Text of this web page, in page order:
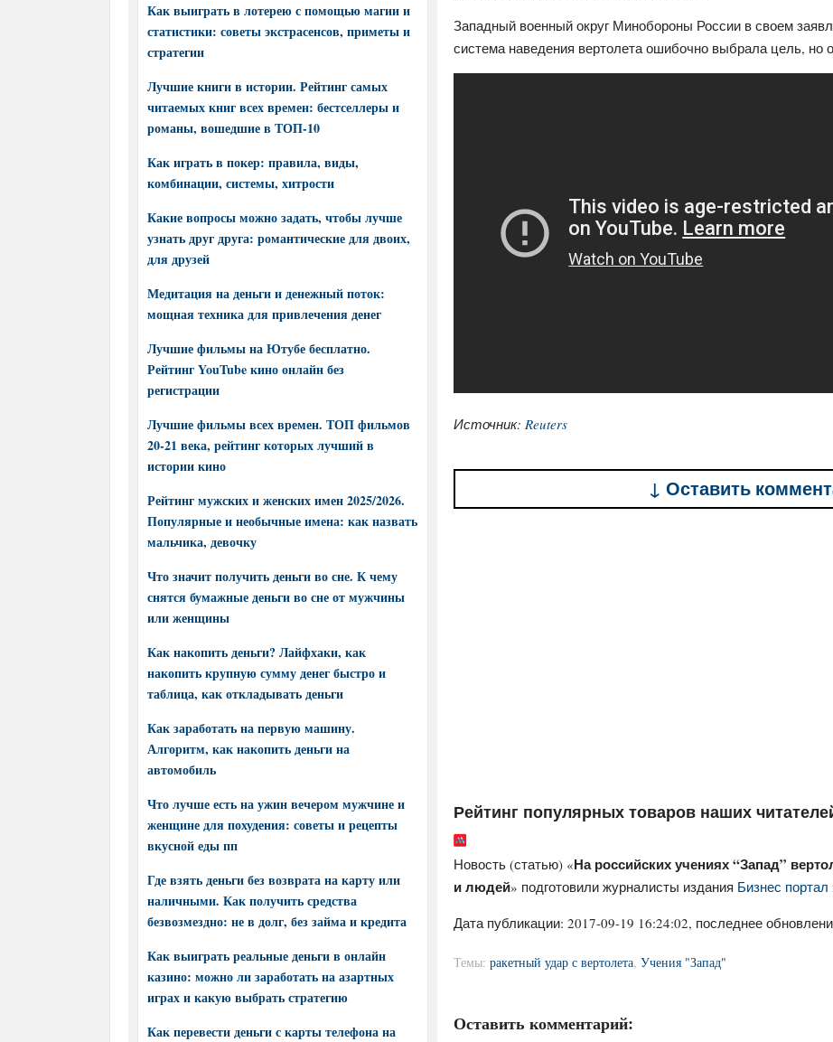
Западный военный округ Минобороны России в своем
система наведения вертолета ошибочно выбрала цель, но
Источник: Reuters
↓ Оставить
Рейтинг популярных товаров наших
Новость (статью) «На российских учениях “Запад”
и людей» подготовили журналисты издания Бизнес
Дата публикации: 2017-09-19 16:24:02, последнее
Темы: ракетный удар с вертолета, Учения "Запад"
Оставить комментарий:
Как выиграть в лотерею с помощью магии и
статистики: советы экстрасенсов, приметы и
стратегии
Лучшие книги в истории. Рейтинг самых
читаемых книг всех времен: бестселлеры и
романы, вошедшие в ТОП-10
Как играть в покер: правила, виды,
комбинации, системы, хитрости
Какие вопросы можно задать, чтобы лучше
узнать друг друга: романтические для двоих,
для друзей
Медитация на деньги и денежный поток:
мощная техника для привлечения денег
Лучшие фильмы на Ютубе бесплатно.
Рейтинг YouTube кино онлайн без
регистрации
Лучшие фильмы всех времен. ТОП фильмов
20-21 века, рейтинг которых лучший в
истории кино
Рейтинг мужских и женских имен 2025/2026.
Популярные и необычные имена: как назвать
мальчика, девочку
Что значит получить деньги во сне. К чему
снятся бумажные деньги во сне от мужчины
или женщины
Как накопить деньги? Лайфхаки, как
накопить крупную сумму денег быстро и
таблица, как откладывать деньги
Как заработать на первую машину.
Алгоритм, как накопить деньги на
автомобиль
Что лучше есть на ужин вечером мужчине и
женщине для похудения: советы и рецепты
вкусной еды пп
Где взять деньги без возврата на карту или
наличными. Как получить средства
безвозмездно: не в долг, без займа и кредита
Как выиграть реальные деньги в онлайн
казино: можно ли заработать на азартных
играх и какую выбрать стратегию
Как перевести деньги с карты телефона на